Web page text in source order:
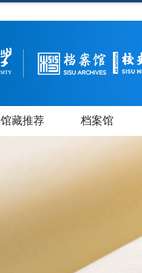
馆藏推荐 档案馆